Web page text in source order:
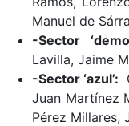
Manuel de
-Sector
Lavilla, Jaime
-Sector ‘azul’:
Juan Martínez
Pérez Millares,